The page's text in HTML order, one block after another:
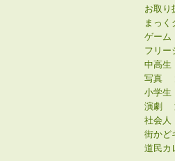
お取り
まっ
ゲーム
フリー
中高生
写真
小学生
演劇
社会人
街かど
道民カ